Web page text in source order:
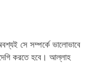
সে সম্পর্কে ভালোভাবে
করতে হবে। আল্লাহ